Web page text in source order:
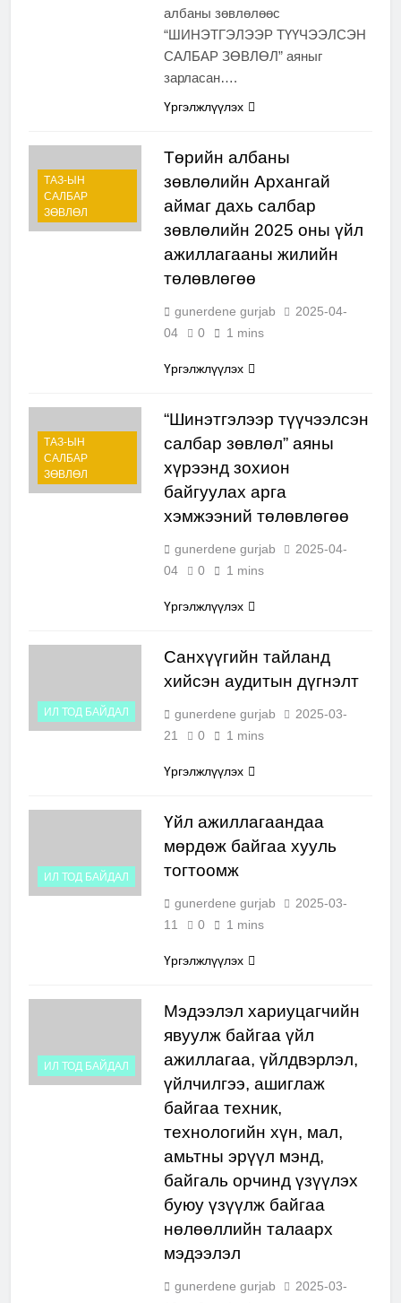
албаны зөвлөлөөс
“ШИНЭТГЭЛЭЭР ТҮҮЧЭЭЛСЭН
САЛБАР ЗӨВЛӨЛ” аяныг
зарласан….
Үргэлжлүүлэх
ТАЗ-ЫН
САЛБАР
ЗӨВЛӨЛ
Төрийн албаны
зөвлөлийн Архангай
аймаг дахь салбар
зөвлөлийн 2025 оны үйл
ажиллагааны жилийн
төлөвлөгөө
gunerdene gurjab
2025-04-
04
0 1 mins
Үргэлжлүүлэх
ТАЗ-ЫН
САЛБАР
ЗӨВЛӨЛ
“Шинэтгэлээр түүчээлсэн
салбар зөвлөл” аяны
хүрээнд зохион
байгуулах арга
хэмжээний төлөвлөгөө
gunerdene gurjab
2025-04-
04
0 1 mins
Үргэлжлүүлэх
ИЛ ТОД БАЙДАЛ
Санхүүгийн тайланд
хийсэн аудитын дүгнэлт
gunerdene gurjab
2025-03-
21
0 1 mins
Үргэлжлүүлэх
ИЛ ТОД БАЙДАЛ
Үйл ажиллагаандаа
мөрдөж байгаа хууль
тогтоомж
gunerdene gurjab
2025-03-
11
0 1 mins
Үргэлжлүүлэх
ИЛ ТОД БАЙДАЛ
Мэдээлэл хариуцагчийн
явуулж байгаа үйл
ажиллагаа, үйлдвэрлэл,
үйлчилгээ, ашиглаж
байгаа техник,
технологийн хүн, мал,
амьтны эрүүл мэнд,
байгаль орчинд үзүүлэх
буюу үзүүлж байгаа
нөлөөллийн талаарх
мэдээлэл
gunerdene gurjab
2025-03-